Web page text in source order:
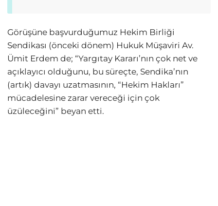
Görüşüne başvurduğumuz Hekim Birliği
Sendikası (önceki dönem) Hukuk Müşaviri Av.
Ümit Erdem de; “Yargıtay Kararı’nın çok net ve
açıklayıcı olduğunu, bu süreçte, Sendika’nın
(artık) davayı uzatmasının, “Hekim Hakları”
mücadelesine zarar vereceği için çok
üzüleceğini” beyan etti.